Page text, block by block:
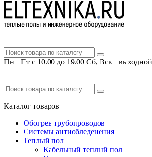
Пн - Пт с 10.00 до 19.00 Сб, Вск - выходной
Каталог товаров
Обогрев трубопроводов
Системы антиобледенения
Теплый пол
Кабельный теплый пол